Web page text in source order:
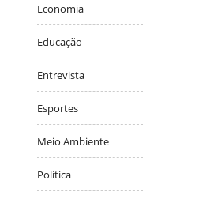
Economia
Educação
Entrevista
Esportes
Meio Ambiente
Política